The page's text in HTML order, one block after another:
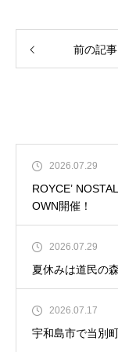
前の記事
2026.07.29
ROYCE’
OWN開催！
2026.07.29
夏休みは道民の
2026.07.17
宇和島市で当別